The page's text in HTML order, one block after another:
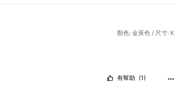
顏色: 金黃色 / 尺寸: K
有幫助 (1)